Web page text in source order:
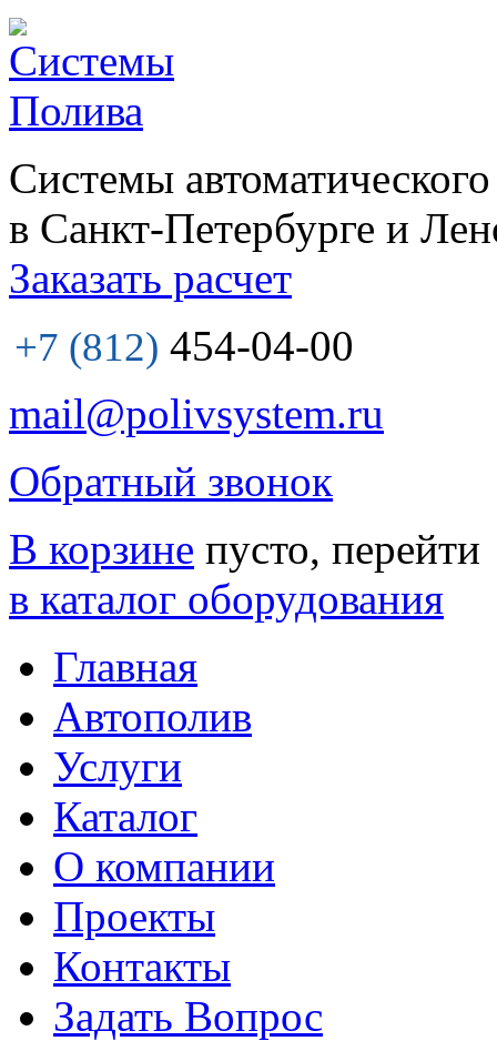
Системы
в Санкт-Петербурге и
Заказать расчет
+7 (812) 454-04-00
mail@polivsystem.ru
Обратный звонок
В корзине пусто, перейти
в каталог оборудования
Главная
Автополив
Услуги
Каталог
О компании
Проекты
Контакты
Задать Вопрос